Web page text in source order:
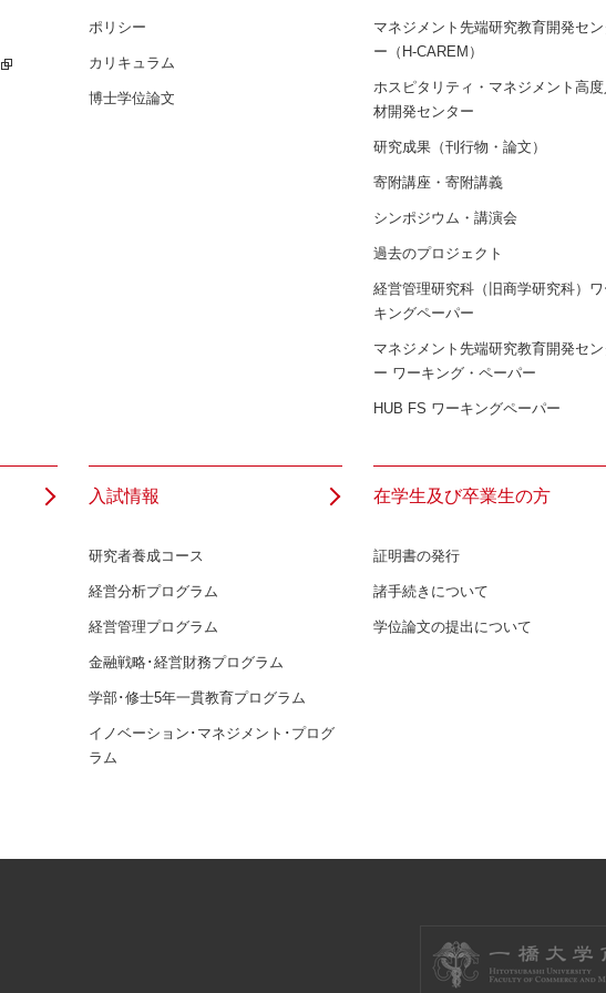
ポリシー
カリキュラム
博士学位論文
マネジメント先端研究教育開発セン
ー（H-CAREM）
ホスピタリティ・マネジメント高度
材開発センター
研究成果（刊行物・論文）
寄附講座・寄附講義
シンポジウム・講演会
過去のプロジェクト
経営管理研究科（旧商学研究科）ワ
キングペーパー
マネジメント先端研究教育開発セン
ー ワーキング・ペーパー
HUB FS ワーキングペーパー
入試情報
研究者養成コース
経営分析プログラム
経営管理プログラム
金融戦略･経営財務プログラム
学部･修士5年一貫教育プログラム
イノベーション･マネジメント･プログ
ラム
在学生及び卒業生の方
証明書の発行
諸手続きについて
学位論文の提出について